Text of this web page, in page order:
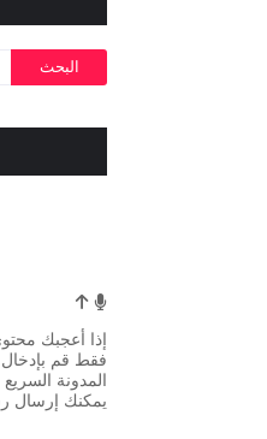
إذا أعجبك
فقط قم بإدخال
المدونة
يمكنك إرسال